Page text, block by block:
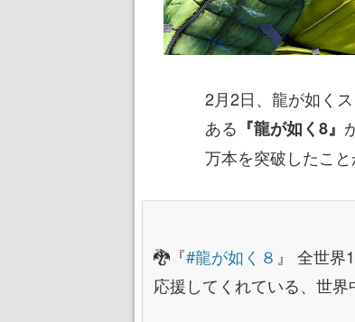
2月2日、龍が如く
ある 『龍が如く8』
万本を突破したこと
🐉『#龍が如く８ 』 全世界
応援してくれている、世界